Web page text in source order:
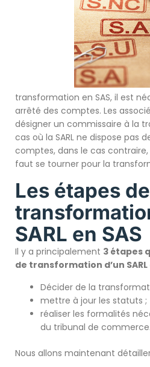
transformation en SAS, il est
arrêté des comptes. Les
désigner un commissaire à la
cas où la SARL ne dispose pas
comptes, dans le cas contraire,
faut se tourner pour la
Les étapes de
SARL en SAS
Il y a principalement 3 étapes
de transformation d’un SARL
Décider de la
mettre à jour les statuts ;
réaliser les formalités
du tribunal de commerce.
Nous allons maintenant